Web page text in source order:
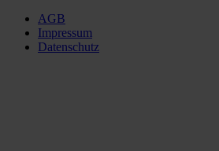
AGB
Impressum
Datenschutz